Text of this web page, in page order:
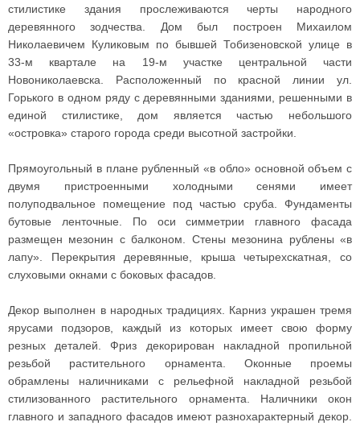
стилистике здания прослеживаются черты народного
деревянного зодчества. Дом был построен Михаилом
Николаевичем Куликовым по бывшей Тобизеновской улице в
33-м квартале на 19-м участке центральной части
Новониколаевска. Расположенный по красной линии ул.
Горького в одном ряду с деревянными зданиями, решенными в
единой стилистике, дом является частью небольшого
«островка» старого города среди высотной застройки.
Прямоугольный в плане рубленный «в обло» основной объем с
двумя пристроенными холодными сенями имеет
полуподвальное помещение под частью сруба. Фундаменты
бутовые ленточные. По оси симметрии главного фасада
размещен мезонин с балконом. Стены мезонина рублены «в
лапу». Перекрытия деревянные, крыша четырехскатная, со
слуховыми окнами с боковых фасадов.
Декор выполнен в народных традициях. Карниз украшен тремя
ярусами подзоров, каждый из которых имеет свою форму
резных деталей. Фриз декорирован накладной пропильной
резьбой растительного орнамента. Оконные проемы
обрамлены наличниками с рельефной накладной резьбой
стилизованного растительного орнамента. Наличники окон
главного и западного фасадов имеют разнохарактерный декор.